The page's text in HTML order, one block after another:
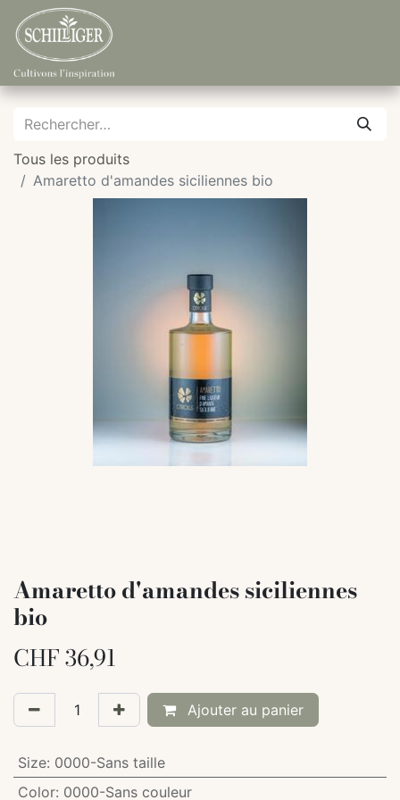
Tous les produits
Amaretto d'amandes siciliennes bio
Amaretto d'amandes siciliennes
bio
CHF36,91
Ajouter au panier
Size: 0000-Sans taille
Color: 0000-Sans couleur